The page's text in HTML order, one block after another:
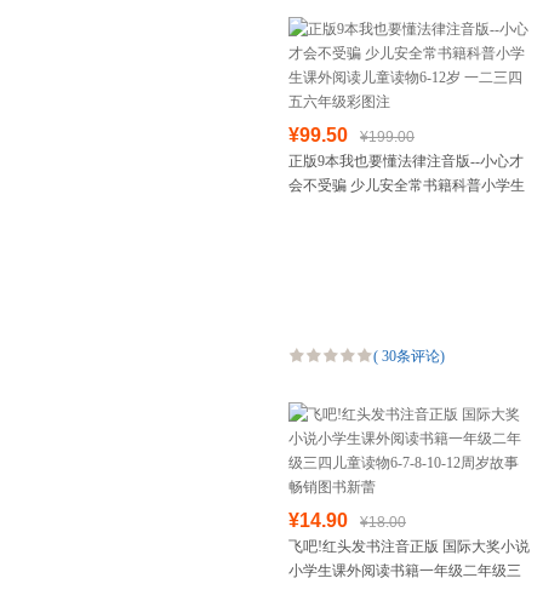
¥99.50
¥199.00
正版9本我也要懂法律注音版--小心才
会不受骗 少儿安全常书籍科普小学生
( 30条评论)
¥14.90
¥18.00
飞吧!红头发书注音正版 国际大奖小说
小学生课外阅读书籍一年级二年级三